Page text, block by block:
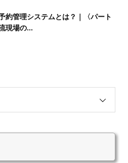
約管理システムとは？｜〈パート
現場の...